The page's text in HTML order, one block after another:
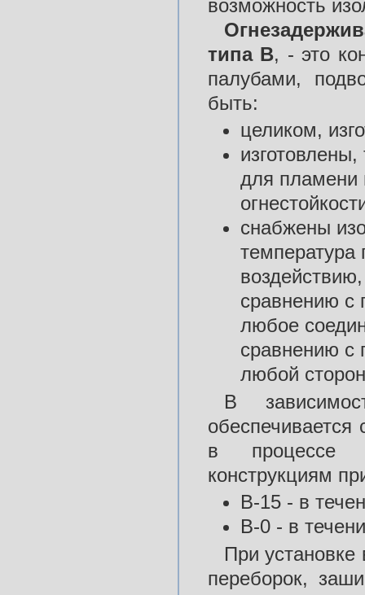
возможность
типа В, - это
палубами,
быть:
целиком,
для пламени
снабжены
температура
сравнению с
любое
сравнению с
любой
В
обеспечивается
в процессе
конструкциям
B-15 - в
В-0 - в
При
переборок,